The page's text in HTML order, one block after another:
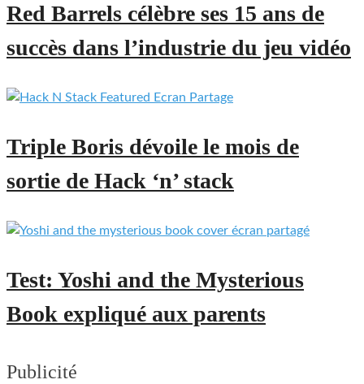
Red Barrels célèbre ses 15 ans de
succès dans l’industrie du jeu vidéo
Triple Boris dévoile le mois de
sortie de Hack ‘n’ stack
Test: Yoshi and the Mysterious
Book expliqué aux parents
Publicité